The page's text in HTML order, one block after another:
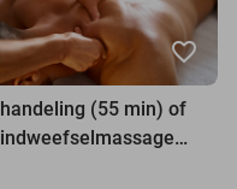
favorite_border
(55 min) of